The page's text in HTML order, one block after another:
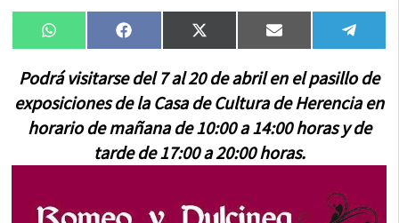
Compartir
en
WhatsAppCompartir
en
FacebookCompartir
en
X
(Twitter)
Compartir
en
Email
en
Podrá visitarse del 7 al 20 de abril en el pasillo de
exposiciones de la Casa de Cultura de Herencia en
horario de mañana de 10:00 a 14:00 horas y de
tarde de 17:00 a 20:00 horas.